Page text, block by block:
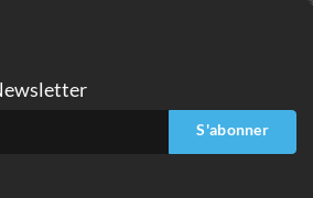
S'abonner